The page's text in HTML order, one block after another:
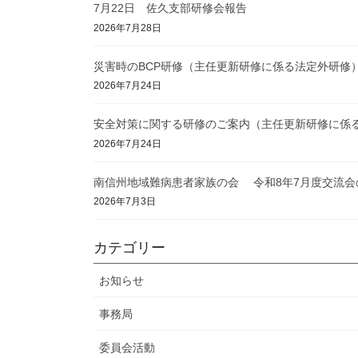
7月22日 佐久支部研修会報告
2026年7月28日
災害時のBCP研修（主任更新研修に係る法定外研修）
2026年7月24日
安全対策に関する研修のご案内（主任更新研修に係
2026年7月24日
南信州地域難病患者家族の会 令和8年7月度交流会
2026年7月3日
カテゴリー
お知らせ
事務局
委員会活動